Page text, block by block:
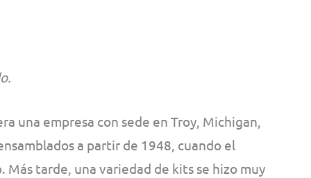
una empresa con sede en Troy, Michigan,
a partir de 1948, cuando el
tarde, una variedad de kits se hizo muy